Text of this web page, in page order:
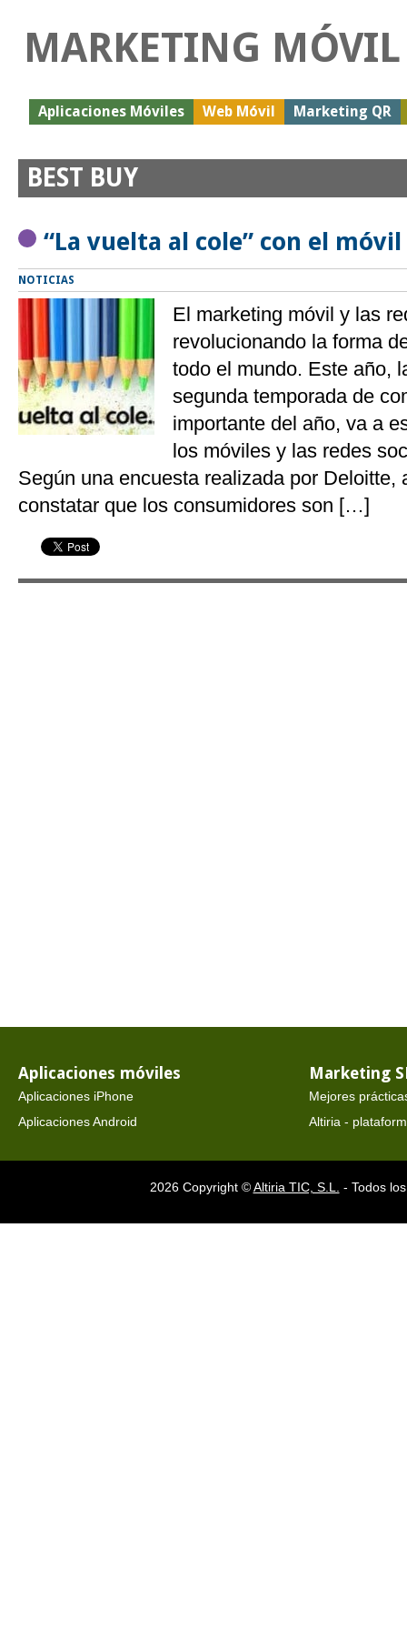
MARKETING MÓVIL
Aplicaciones Móviles Web Móvil Marketing QR
BEST BUY
“La vuelta al cole” con el móvil
NOTICIAS
El marketing móvil y las
revolucionando la forma
todo el mundo. Este año,
segunda temporada de
importante del año, va a
los móviles y las redes
Según una encuesta realizada por Deloitte,
constatar que los consumidores son […]
Aplicaciones móviles
Aplicaciones iPhone
Aplicaciones Android
Marketing
Mejores
Altiria -
2026 Copyright ©Altiria TIC, S.L. - Todos